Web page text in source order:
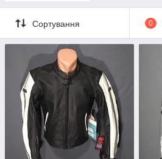
Сортування 0